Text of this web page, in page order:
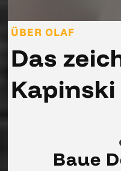
ÜBER OLAF
Das
Baue